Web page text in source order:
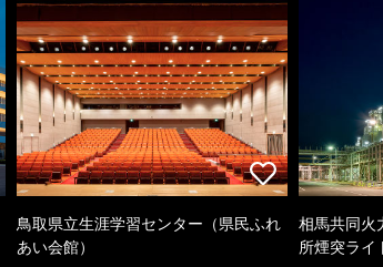
鳥取県立生涯学習センター（県民ふれ
あい会館）
相馬共同
所煙突ライ